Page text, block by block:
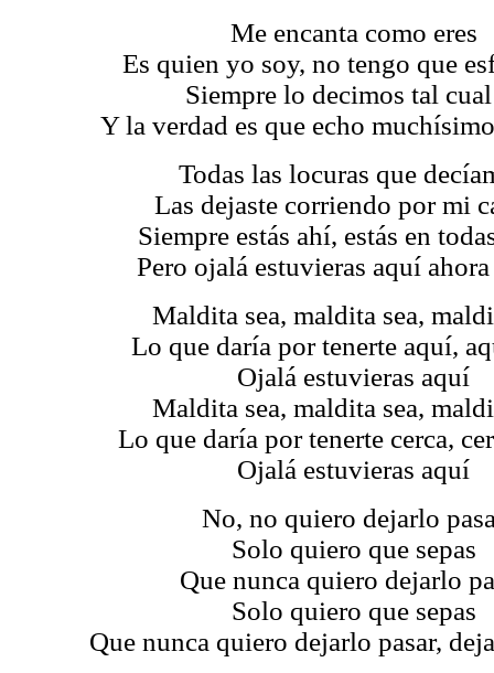
Me encanta como eres
Es quien yo soy, no tengo que
Siempre lo decimos tal
Y la verdad es que echo
Todas las locuras que
Las dejaste corriendo por mi
Siempre estás ahí, estás en
Pero ojalá estuvieras aquí
Maldita sea, maldita sea,
Lo que daría por tenerte aquí,
Ojalá estuvieras aquí
Maldita sea, maldita sea,
Lo que daría por tenerte cerca,
Ojalá estuvieras aquí
No, no quiero dejarlo
Solo quiero que sepas
Que nunca quiero dejarlo
Solo quiero que sepas
Que nunca quiero dejarlo pasar,